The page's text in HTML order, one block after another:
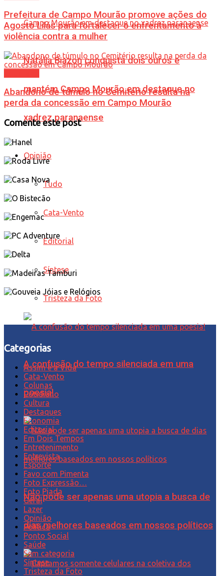
Natália Biazon conquista dois ouros e
mantém Campo Mourão em destaque no
xadrez paranaense
Opinião
Tudo
Cata-Vento
Editorial
Síntese
Tristeza da Foto
A confusão do tempo silenciada em uma
poesia!
Não pode ser apenas uma utopia a busca de
dias melhores baseados em nossos políticos
Prefeitura de Campo Mourão promove ações do
Agosto Lilás para fortalecer o enfrentamento à
violência contra a mulher
Abandono de túmulo no Cemitério resulta na
perda da concessão em Campo Mourão
Comente este post
Categorias
Assim é a Vida
Cata-Vento
Colunas
Cotidiano
Cultura
Destaques
Economia
Editorial
Em Dois Tempos
Entretenimento
Entrevista
Esporte
Favo com Pimenta
Foto Expressão…
Foto Piada
Geral
Lazer
Opinião
Política
Ponto Social
Saúde
Sem categoria
Síntese
Tristeza da Foto